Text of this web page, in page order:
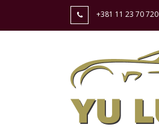
+381 11 23 70 720